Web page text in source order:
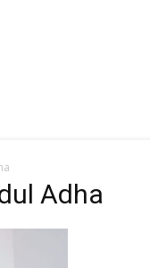
Adha